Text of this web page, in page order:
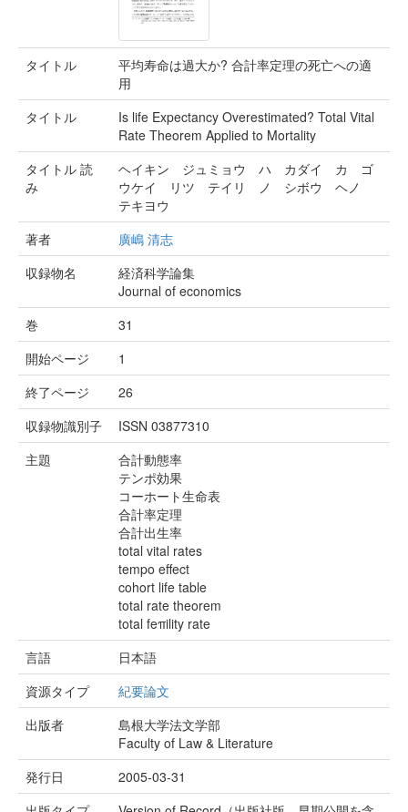
タイトル
平均寿命は過大か? 合計率定理の死亡への適
用
タイトル
Is life Expectancy Overestimated? Total Vital
Rate Theorem Applied to Mortality
タイトル 読
み
ヘイキン ジュミョウ ハ カダイ カ ゴ
ウケイ リツ テイリ ノ シボウ ヘノ
テキヨウ
著者
廣嶋 清志
収録物名
経済科学論集
Journal of economics
巻
31
開始ページ
1
終了ページ
26
収録物識別子
ISSN 03877310
主題
合計動態率
テンポ効果
コーホート生命表
合計率定理
合計出生率
total vital rates
tempo effect
cohort life table
total rate theorem
total feπility rate
言語
日本語
資源タイプ
紀要論文
出版者
島根大学法文学部
Faculty of Law & Literature
発行日
2005-03-31